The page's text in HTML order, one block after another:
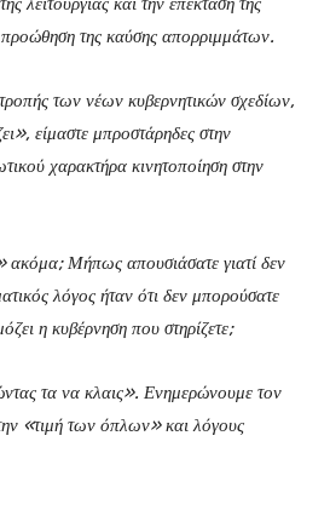
της καύσης απορριμμάτων.
των νέων κυβερνητικών σχεδίων,
είμαστε μπροστάρηδες στην
χαρακτήρα κινητοποίηση στην
ακόμα; Μήπως απουσιάσατε γιατί δεν
λόγος ήταν ότι δεν μπορούσατε
η κυβέρνηση που στηρίζετε;
τα να κλαις». Ενημερώνουμε τον
«τιμή των όπλων» και λόγους